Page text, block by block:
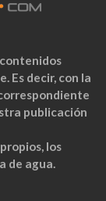
Es decir, con la
publicación
los
de agua.